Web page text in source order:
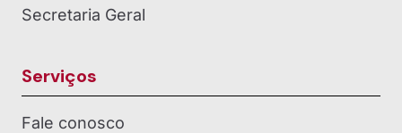
Secretaria Geral
Serviços
Fale conosco